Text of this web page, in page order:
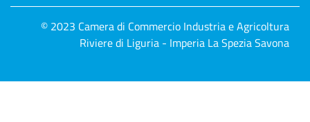
© 2023 Camera di Commercio Industria e Agricoltura
Riviere di Liguria - Imperia La Spezia Savona